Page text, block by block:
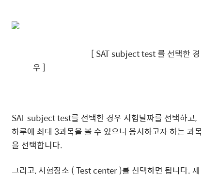
[ SAT subject test 를 선택한 경
우 ]
SAT subject test를 선택한 경우 시험날짜를 선택하고,
하루에 최대 3과목을 볼 수 있으니 응시하고자 하는 과목
을 선택합니다.
그리고, 시험장소 ( Test center )를 선택하면 됩니다. 제